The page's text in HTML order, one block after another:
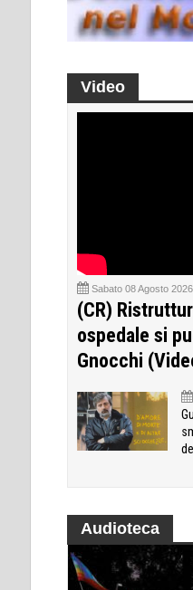
Video
Sabato 08 Agosto 2026
(CR)
ospedale si
Gnocchi
Audioteca